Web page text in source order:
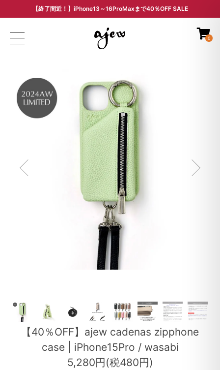
【終了間近！】iPhone13～16ProMaxまで40％OFF SALE
ARCHIVE SALE - 過去モデルをお得な価格で -
0
【40％OFF】ajew cadenas zipphone
case | iPhone15Pro / wasabi
5,280円(税480円)